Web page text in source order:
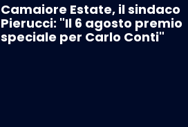
Camaiore Estate, il sindaco
Pierucci: "Il 6 agosto premio
speciale per Carlo Conti"